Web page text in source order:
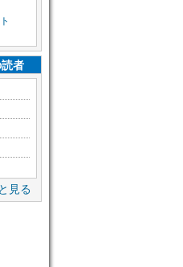
者
見る